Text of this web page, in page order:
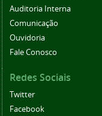
Auditoria Interna
Comunicação
Ouvidoria
Fale Conosco
Redes Sociais
Twitter
Facebook